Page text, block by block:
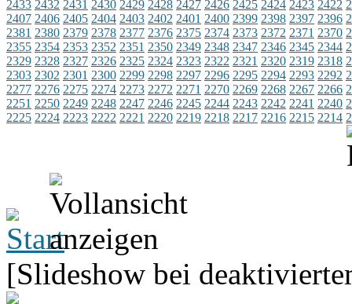
2433 2432 2431 2430 2429 2428 2427 2426 2425 2424 2423 2422
2407 2406 2405 2404 2403 2402 2401 2400 2399 2398 2397 2396
2381 2380 2379 2378 2377 2376 2375 2374 2373 2372 2371 2370
2355 2354 2353 2352 2351 2350 2349 2348 2347 2346 2345 2344
2329 2328 2327 2326 2325 2324 2323 2322 2321 2320 2319 2318
2303 2302 2301 2300 2299 2298 2297 2296 2295 2294 2293 2292
2277 2276 2275 2274 2273 2272 2271 2270 2269 2268 2267 2266
2251 2250 2249 2248 2247 2246 2245 2244 2243 2242 2241 2240
2225 2224 2223 2222 2221 2220 2219 2218 2217 2216 2215 2214
[Slideshow bei